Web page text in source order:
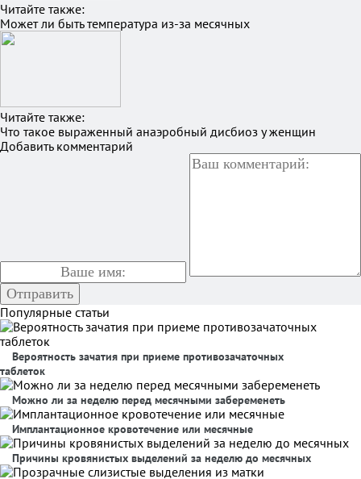
Читайте также:
Может ли быть температура из-за месячных
Читайте также:
Что такое выраженный анаэробный дисбиоз у женщин
Добавить комментарий
Популярные статьи
Вероятность зачатия при приеме противозачаточных
таблеток
Можно ли за неделю перед месячными забеременеть
Имплантационное кровотечение или месячные
Причины кровянистых выделений за неделю до месячных